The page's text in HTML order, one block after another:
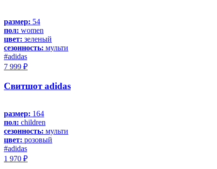
размер: 54
пол: women
цвет: зеленый
сезонность: мульти
#adidas
7 999 ₽
Свитшот adidas
размер: 164
пол: children
сезонность: мульти
цвет: розовый
#adidas
1 970 ₽